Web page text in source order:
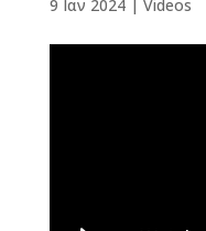
9 Ιαν 2024| Videos